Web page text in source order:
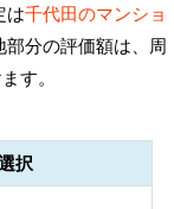
は千代田のマンショ
分の評価額は、周
す。
択